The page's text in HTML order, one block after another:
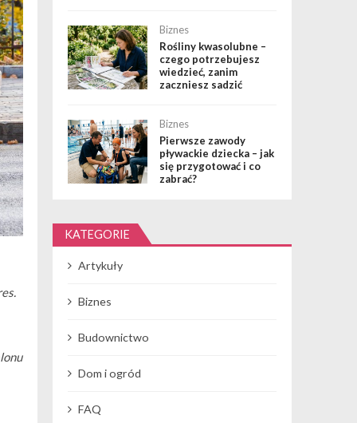
Biznes
Rośliny kwasolubne –
czego potrzebujesz
wiedzieć, zanim
zaczniesz sadzić
Biznes
Pierwsze zawody
pływackie dziecka – jak
się przygotować i co
zabrać?
KATEGORIE
Artykuły
Biznes
Budownictwo
Dom i ogród
FAQ